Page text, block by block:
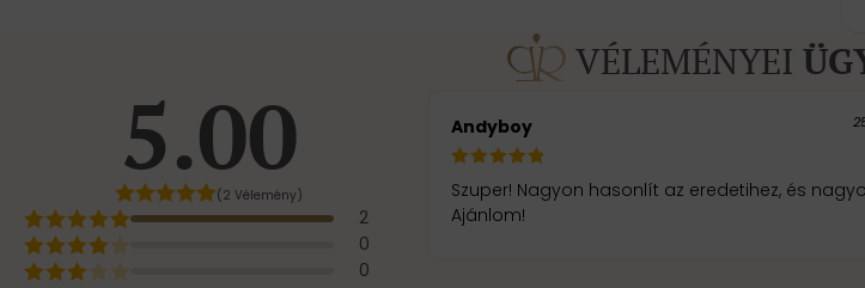
VÉLEMÉNYEI
5.00
(2 Vélemény)
2
0
0
Andyboy
Szuper! Nagyon hasonlít az eredetihez, és
Ajánlom!